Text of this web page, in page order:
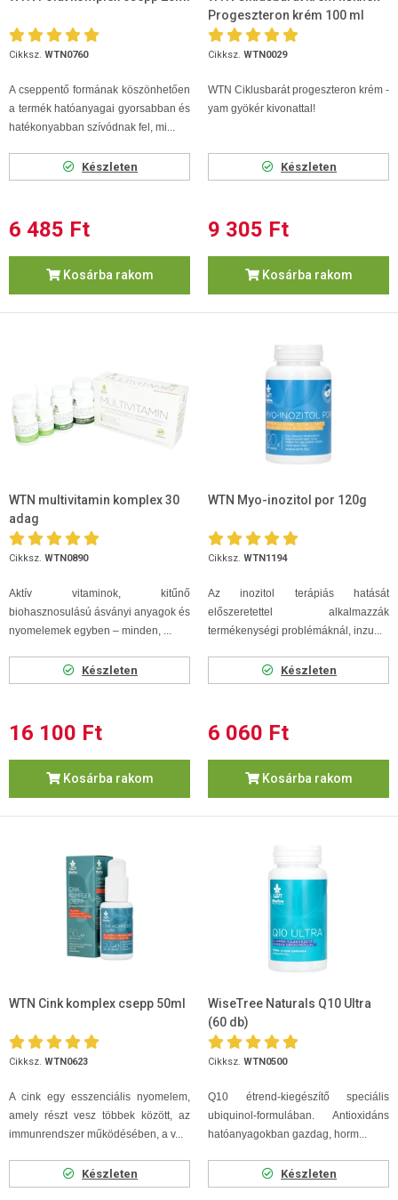
Cikksz. WTN0760
A cseppentő formának köszönhetően
a termék hatóanyagai gyorsabban és
hatékonyabban szívódnak fel, mi...
Készleten
6 485 Ft
Kosárba rakom
Progeszteron krém 100 ml
Cikksz. WTN0029
WTN Ciklusbarát progeszteron krém -
yam gyökér kivonattal!
Készleten
9 305 Ft
Kosárba rakom
WTN multivitamin komplex 30
adag
Cikksz. WTN0890
Aktív vitaminok, kitűnő
biohasznosulású ásványi anyagok és
nyomelemek egyben – minden, ...
Készleten
16 100 Ft
Kosárba rakom
WTN Myo-inozitol por 120g
Cikksz. WTN1194
Az inozitol terápiás hatását
előszeretettel alkalmazzák
termékenységi problémáknál, inzu...
Készleten
6 060 Ft
Kosárba rakom
WTN Cink komplex csepp 50ml
Cikksz. WTN0623
A cink egy esszenciális nyomelem,
amely részt vesz többek között, az
immunrendszer működésében, a v...
Készleten
WiseTree Naturals Q10 Ultra
(60 db)
Cikksz. WTN0500
Q10 étrend-kiegészítő speciális
ubiquinol-formulában. Antioxidáns
hatóanyagokban gazdag, horm...
Készleten